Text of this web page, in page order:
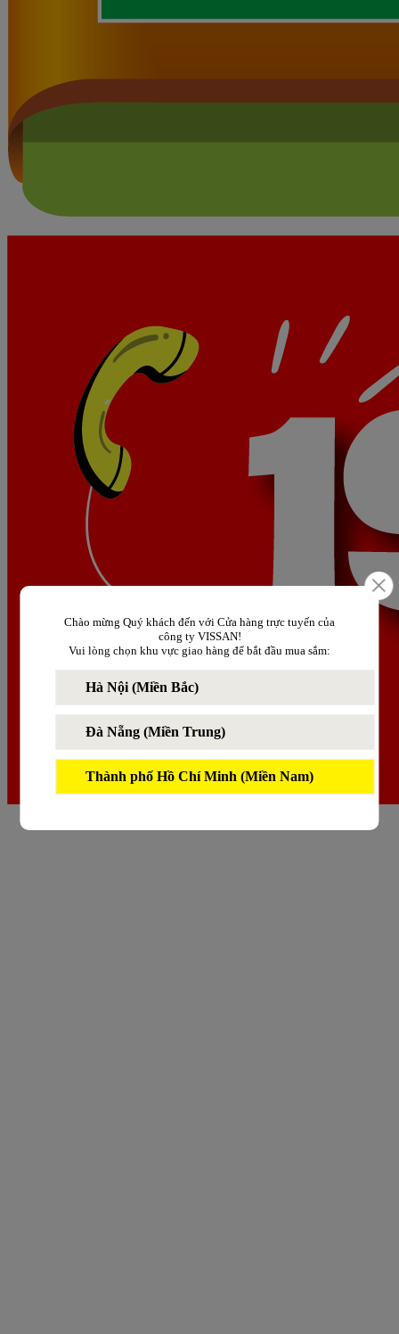
Chào mừng Quý khách đến với Cửa hàng trực tuyến của
công ty VISSAN!
Vui lòng chọn khu vực giao hàng để bắt đầu mua sắm:
Hà Nội (Miền Bắc)
Đà Nẵng (Miền Trung)
Thành phố Hồ Chí Minh (Miền Nam)